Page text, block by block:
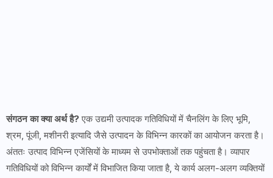
संगठन का क्या अर्थ है?एक उद्यमी उत्पादक गतिविधियों में चैनलिंग के लिए भूमि,
श्रम, पूंजी, मशीनरी इत्यादि जैसे उत्पादन के विभिन्न कारकों का आयोजन करता है।
अंततः उत्पाद विभिन्न एजेंसियों के माध्यम से उपभोक्ताओं तक पहुंचता है। व्यापार
गतिविधियों को विभिन्न कार्यों में विभाजित किया जाता है, ये कार्य अलग-अलग व्यक्तियों